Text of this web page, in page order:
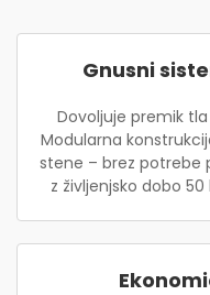
Gnusni
Dovoljuje premik
Modularna
stene – brez potrebe
z življenjsko dobo